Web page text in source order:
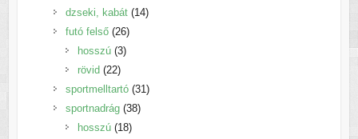
termék
dzseki, kabát 1414
futó felső 2626
termék
hosszú 33
rövid 2222
termék
sportmelltartó 3131
sportnadrág 3838
hosszú 1818